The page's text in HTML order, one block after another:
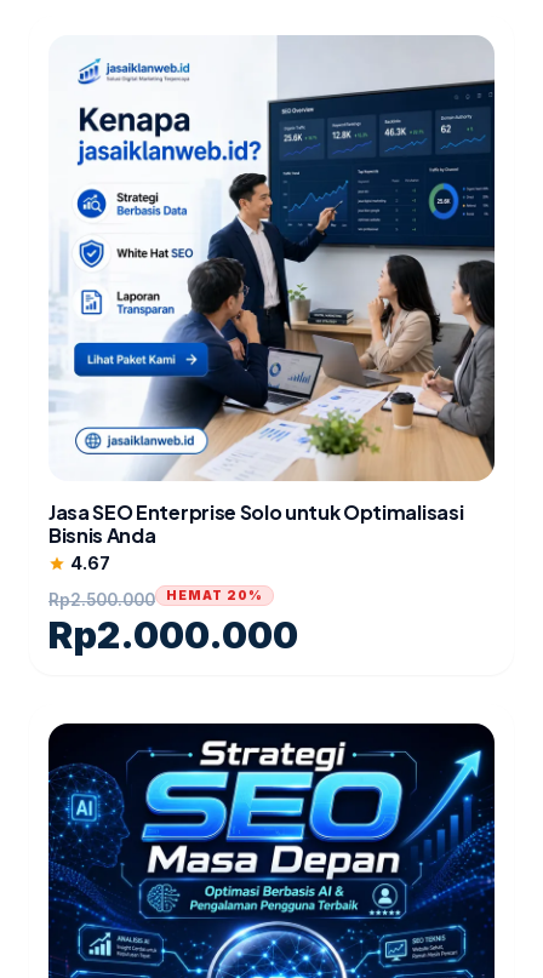
Jasa SEO Enterprise Solo untuk Optimalisasi
Bisnis Anda
star 4.67
Rp2.500.000
Rp2.000.000
HEMAT 20%